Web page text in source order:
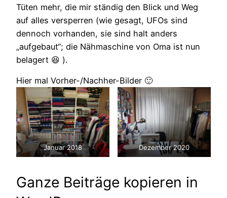
Tüten mehr, die mir ständig den Blick und Weg
auf alles versperren (wie gesagt, UFOs sind
dennoch vorhanden, sie sind halt anders
„aufgebaut“; die Nähmaschine von Oma ist nun
belagert 😆 ).
Hier mal Vorher-/Nachher-Bilder 🙂
Januar 2018 Dezember 2020
Ganze Beiträge kopieren in